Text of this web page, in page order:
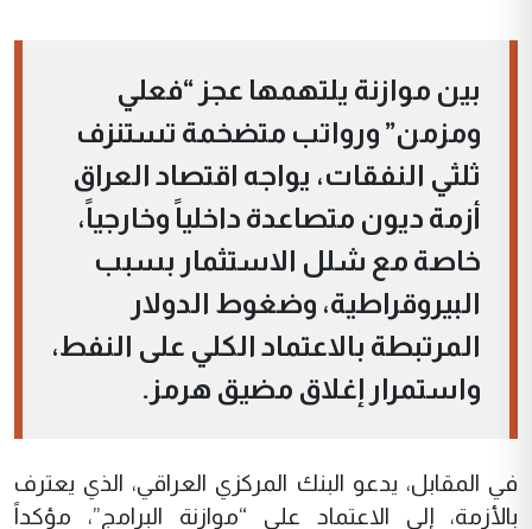
بين موازنة يلتهمها عجز “فعلي
ومزمن” ورواتب متضخمة تستنزف
ثلثي النفقات، يواجه اقتصاد العراق
أزمة ديون متصاعدة داخلياً وخارجياً،
خاصة مع شلل الاستثمار بسبب
البيروقراطية، وضغوط الدولار
المرتبطة بالاعتماد الكلي على النفط،
واستمرار إغلاق مضيق هرمز.
في المقابل، يدعو البنك المركزي العراقي، الذي يعترف
بالأزمة، إلى الاعتماد على “موازنة البرامج”، مؤكداً